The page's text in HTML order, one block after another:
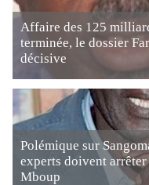
Affaire des 125
terminée, le dossier
décisive
Polémique sur
experts doivent
Mboup